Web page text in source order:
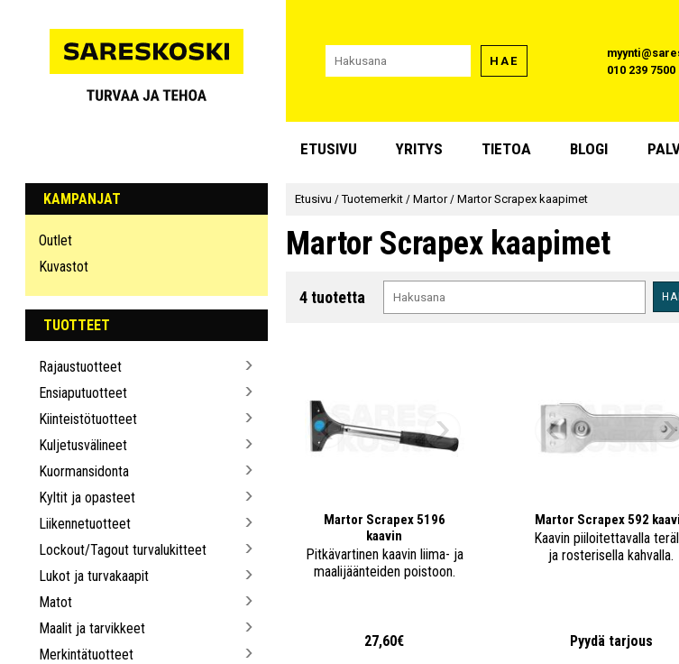
HAE
010 239 7500
ETUSIVU YRITYS TIETOA BLOGI
KAMPANJAT
Outlet
Kuvastot
TUOTTEET
Rajaustuotteet
Ensiaputuotteet
Kiinteistötuotteet
Kuljetusvälineet
Kuormansidonta
Kyltit ja opasteet
Liikennetuotteet
Lockout/Tagout turvalukitteet
Lukot ja turvakaapit
Matot
Maalit ja tarvikkeet
Merkintätuotteet
Etusivu /Tuotemerkit /Martor/Martor Scrapex kaapimet
Martor Scrapex kaapimet
4 tuotetta
Martor Scrapex 5196
kaavin
Pitkävartinen kaavin liima- ja
maalijäänteiden poistoon.
27,60€
Martor Scrapex 592
Kaavin piiloitettavalla
ja rosterisella kahvalla.
Pyydä tarjous